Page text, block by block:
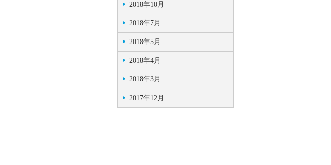
2018年10月
2018年7月
2018年5月
2018年4月
2018年3月
2017年12月